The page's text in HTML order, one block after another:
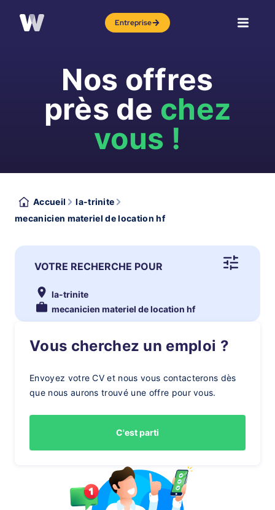
Entreprise
Nos offres
près de chez
vous !
Accueil
la-trinite
mecanicien materiel de location hf
VOTRE RECHERCHE POUR
la-trinite
mecanicien materiel de location hf
Vous cherchez un emploi ?
Envoyez votre CV et nous vous contacterons dès
que nous aurons trouvé une offre pour vous.
C'est parti